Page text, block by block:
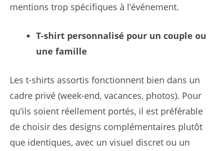
mentions trop spécifiques à l’événement.
T-shirt personnalisé pour un couple ou
une famille
Les t-shirts assortis fonctionnent bien dans un
cadre privé (week-end, vacances, photos). Pour
qu’ils soient réellement portés, il est préférable
de choisir des designs complémentaires plutôt
que identiques, avec un visuel discret ou un